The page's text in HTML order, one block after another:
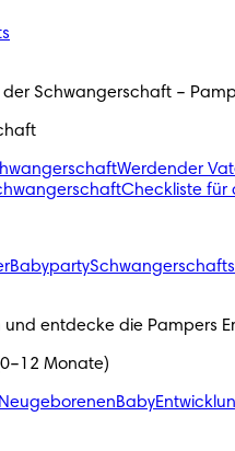
Schwangerschaft –
Werdender
Checkliste für
Babyparty
und entdecke die Pampers
Monate)
Baby